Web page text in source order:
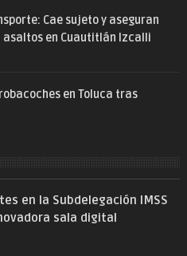
Cae sujeto y aseguran
asaltos en Cuautitlán Izcalli
en Toluca tras
en la Subdelegación IMSS
sala digital